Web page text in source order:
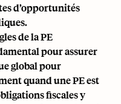
d’opportunités
de la PE
pour assurer
global pour
quand une PE est
fiscales y